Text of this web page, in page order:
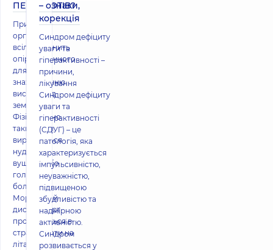
ПЕРЕЛЬОТІВ?
Причому
організм
всіляко чинить
опір незвичного
для нього
знаходженню
високо над
землею.
Фізіологічно
такий стан
виражається
нудотою,
вушним або
головним
болем.
Моральний
дискомфорт
проявляється в
страху літати на
літаку. Це
– ознаки,
корекція
Синдром дефіциту
уваги та
гіперактивності –
причини,
лікування
Синдром дефіциту
уваги та
гіперактивності
(СДУГ) – це
патологія, яка
характеризується
імпульсивністю,
неуважністю,
підвищеною
збудливістю та
надмірною
активністю.
Синдром
розвивається у